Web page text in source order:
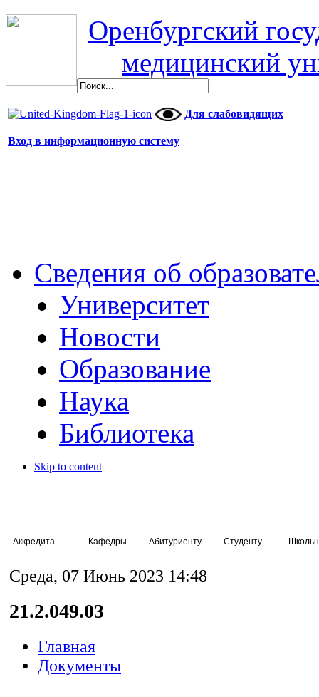
Оренбургский
медицинский
Для слабовидящих
Вход в информационную систему
Сведения об
Университет
Новости
Образование
Наука
Библиотека
Skip to content
Кафедры Абитуриенту Студенту
Среда, 07 Июнь 2023 14:48
21.2.049.03
Главная
Документы